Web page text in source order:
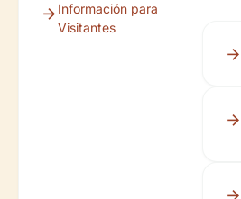
Información para
Visitantes